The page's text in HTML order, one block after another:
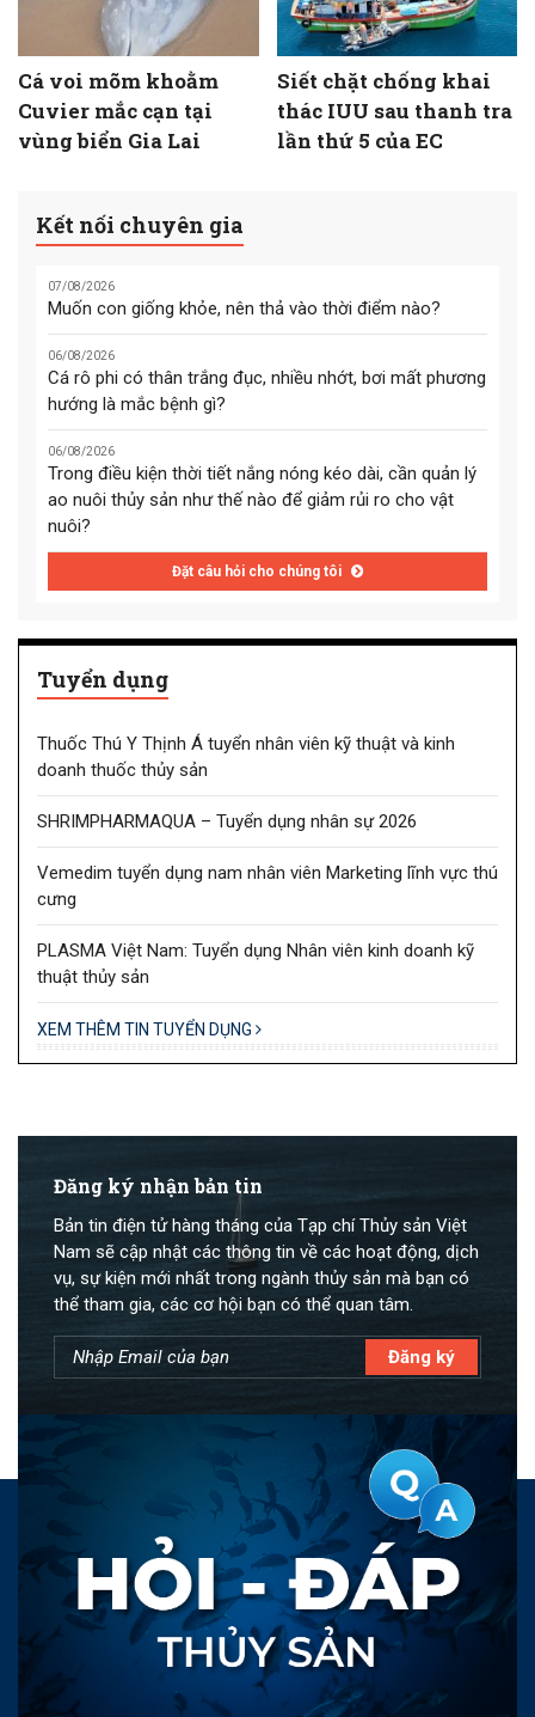
Cá voi mõm khoằm
Cuvier mắc cạn tại
vùng biển Gia Lai
Siết chặt chống khai
thác IUU sau thanh tra
lần thứ 5 của EC
Kết nối chuyên gia
07/08/2026
Muốn con giống khỏe, nên thả vào thời điểm nào?
06/08/2026
Cá rô phi có thân trắng đục, nhiều nhớt, bơi mất phương
hướng là mắc bệnh gì?
06/08/2026
Trong điều kiện thời tiết nắng nóng kéo dài, cần quản lý
ao nuôi thủy sản như thế nào để giảm rủi ro cho vật
nuôi?
Đặt câu hỏi cho chúng tôi
Tuyển dụng
Thuốc Thú Y Thịnh Á tuyển nhân viên kỹ thuật và kinh
doanh thuốc thủy sản
SHRIMPHARMAQUA – Tuyển dụng nhân sự 2026
Vemedim tuyển dụng nam nhân viên Marketing lĩnh vực thú
cưng
PLASMA Việt Nam: Tuyển dụng Nhân viên kinh doanh kỹ
thuật thủy sản
XEM THÊM TIN TUYỂN DỤNG
Đăng ký nhận bản tin
Bản tin điện tử hàng tháng của Tạp chí Thủy sản Việt
Nam sẽ cập nhật các thông tin về các hoạt động, dịch
vụ, sự kiện mới nhất trong ngành thủy sản mà bạn có
thể tham gia, các cơ hội bạn có thể quan tâm.